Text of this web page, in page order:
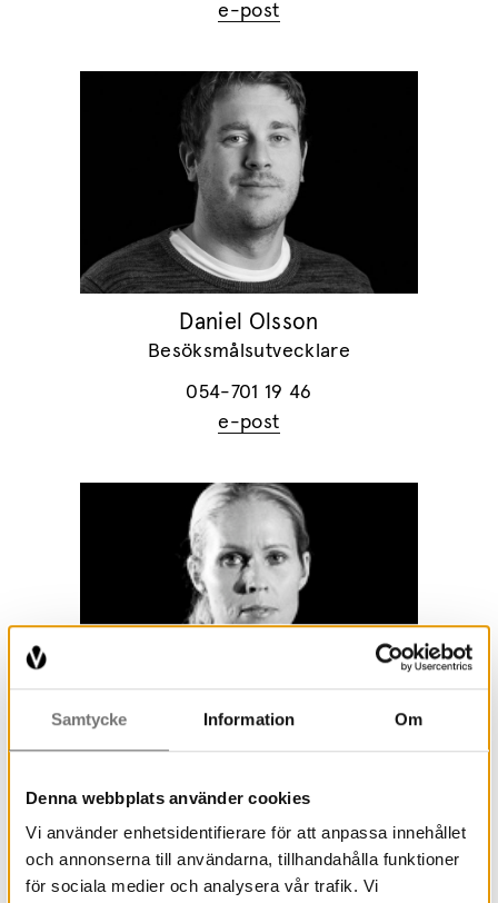
Samtycke Information Om
Denna webbplats använder cookies
Vi använder enhetsidentifierare för att anpassa innehållet
och annonserna till användarna, tillhandahålla funktioner
för sociala medier och analysera vår trafik. Vi
e-post
Daniel Olsson
Besöksmålsutvecklare
054-701 19 46
e-post
Madeleine Andersson
054-701 19 68
e-post